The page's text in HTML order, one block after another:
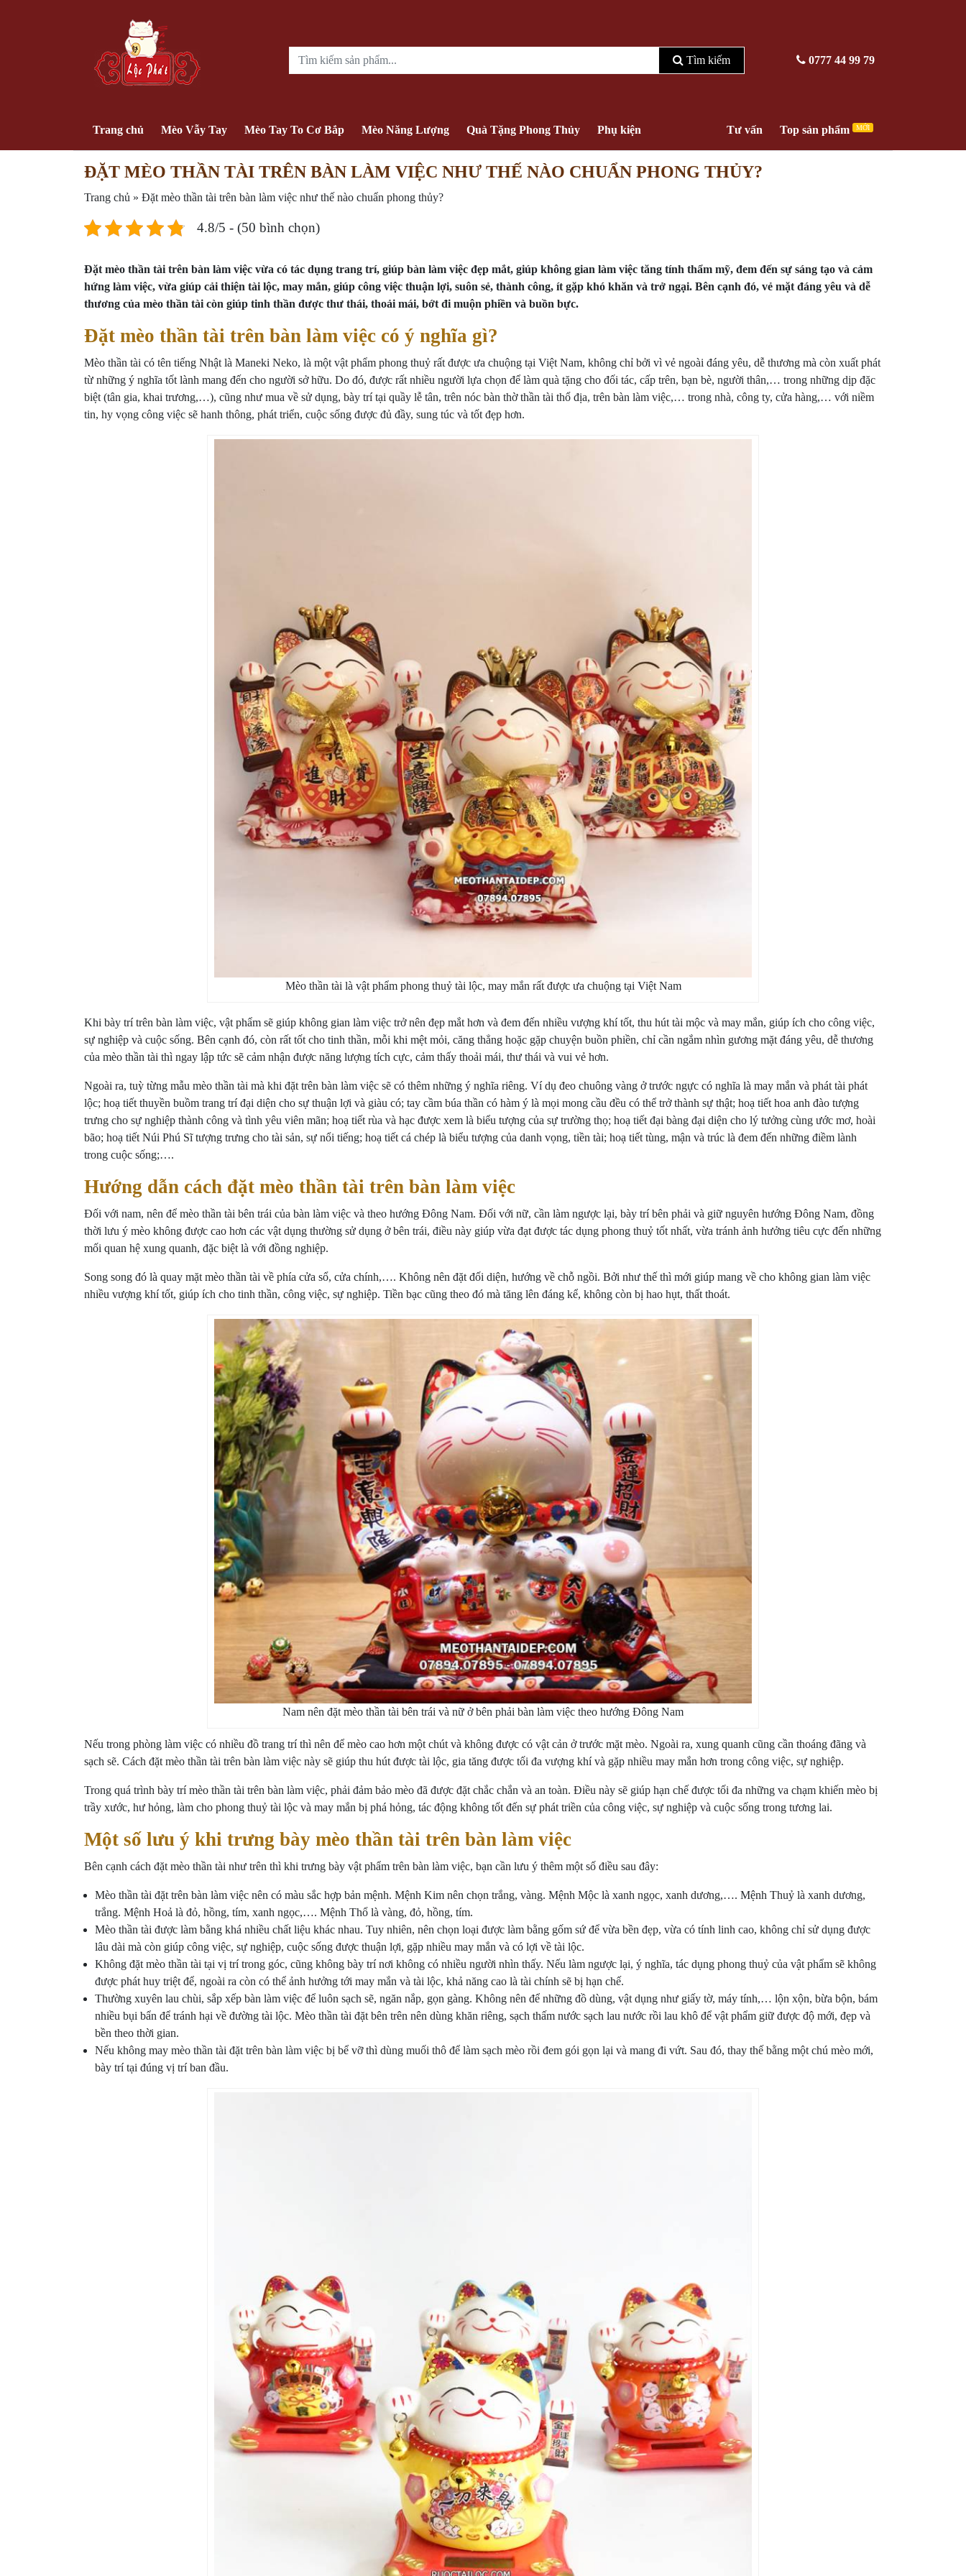
Tìm kiếm 0777 44 99 79
Trang chủ Mèo Vẫy Tay Mèo Tay To Cơ Bắp Mèo Năng Lượng Quà Tặng Phong Thủy Phụ kiện Tư vấn Top sản phẩm MỚI
ĐẶT MÈO THẦN TÀI TRÊN BÀN LÀM VIỆC NHƯ THẾ NÀO CHUẨN PHONG THỦY?
Trang chủ » Đặt mèo thần tài trên bàn làm việc như thế nào chuẩn phong thủy?
4.8/5 - (50 bình chọn)
Đặt mèo thần tài trên bàn làm việc vừa có tác dụng trang trí, giúp bàn làm việc đẹp mắt, giúp không gian làm việc tăng tính thẩm mỹ, đem đến sự sáng tạo và cảm
hứng làm việc, vừa giúp cải thiện tài lộc, may mắn, giúp công việc thuận lợi, suôn sẻ, thành công, ít gặp khó khăn và trở ngại. Bên cạnh đó, vẻ mặt đáng yêu và dễ
thương của mèo thần tài còn giúp tinh thần được thư thái, thoải mái, bớt đi muộn phiền và buồn bực.
Đặt mèo thần tài trên bàn làm việc có ý nghĩa gì?
Mèo thần tài có tên tiếng Nhật là Maneki Neko, là một vật phẩm phong thuỷ rất được ưa chuộng tại Việt Nam, không chỉ bởi vì vẻ ngoài đáng yêu, dễ thương mà còn xuất phát
từ những ý nghĩa tốt lành mang đến cho người sở hữu. Do đó, được rất nhiều người lựa chọn để làm quà tặng cho đối tác, cấp trên, bạn bè, người thân,… trong những dịp đặc
biệt (tân gia, khai trương,…), cũng như mua về sử dụng, bày trí tại quầy lễ tân, trên nóc bàn thờ thần tài thổ địa, trên bàn làm việc,… trong nhà, công ty, cửa hàng,… với niềm
tin, hy vọng công việc sẽ hanh thông, phát triển, cuộc sống được đủ đầy, sung túc và tốt đẹp hơn.
Mèo thần tài là vật phẩm phong thuỷ tài lộc, may mắn rất được ưa chuộng tại Việt Nam
Khi bày trí trên bàn làm việc, vật phẩm sẽ giúp không gian làm việc trở nên đẹp mắt hơn và đem đến nhiều vượng khí tốt, thu hút tài mộc và may mắn, giúp ích cho công việc,
sự nghiệp và cuộc sống. Bên cạnh đó, còn rất tốt cho tinh thần, mỗi khi mệt mỏi, căng thẳng hoặc gặp chuyện buồn phiền, chỉ cần ngắm nhìn gương mặt đáng yêu, dễ thương
của mèo thần tài thì ngay lập tức sẽ cảm nhận được năng lượng tích cực, cảm thấy thoải mái, thư thái và vui vẻ hơn.
Ngoài ra, tuỳ từng mẫu mèo thần tài mà khi đặt trên bàn làm việc sẽ có thêm những ý nghĩa riêng. Ví dụ đeo chuông vàng ở trước ngực có nghĩa là may mắn và phát tài phát
lộc; hoạ tiết thuyền buồm trang trí đại diện cho sự thuận lợi và giàu có; tay cầm búa thần có hàm ý là mọi mong cầu đều có thể trở thành sự thật; hoạ tiết hoa anh đào tượng
trưng cho sự nghiệp thành công và tình yêu viên mãn; hoạ tiết rùa và hạc được xem là biểu tượng của sự trường thọ; hoạ tiết đại bàng đại diện cho lý tưởng cùng ước mơ, hoài
bão; hoạ tiết Núi Phú Sĩ tượng trưng cho tài sản, sự nổi tiếng; hoạ tiết cá chép là biểu tượng của danh vọng, tiền tài; hoạ tiết tùng, mận và trúc là đem đến những điềm lành
trong cuộc sống;….
Hướng dẫn cách đặt mèo thần tài trên bàn làm việc
Đối với nam, nên để mèo thần tài bên trái của bàn làm việc và theo hướng Đông Nam. Đối với nữ, cần làm ngược lại, bày trí bên phải và giữ nguyên hướng Đông Nam, đồng
thời lưu ý mèo không được cao hơn các vật dụng thường sử dụng ở bên trái, điều này giúp vừa đạt được tác dụng phong thuỷ tốt nhất, vừa tránh ảnh hưởng tiêu cực đến những
mối quan hệ xung quanh, đặc biệt là với đồng nghiệp.
Song song đó là quay mặt mèo thần tài về phía cửa sổ, cửa chính,…. Không nên đặt đối diện, hướng về chỗ ngồi. Bởi như thế thì mới giúp mang về cho không gian làm việc
nhiều vượng khí tốt, giúp ích cho tinh thần, công việc, sự nghiệp. Tiền bạc cũng theo đó mà tăng lên đáng kể, không còn bị hao hụt, thất thoát.
Nam nên đặt mèo thần tài bên trái và nữ ở bên phải bàn làm việc theo hướng Đông Nam
Nếu trong phòng làm việc có nhiều đồ trang trí thì nên để mèo cao hơn một chút và không được có vật cản ở trước mặt mèo. Ngoài ra, xung quanh cũng cần thoáng đãng và
sạch sẽ. Cách đặt mèo thần tài trên bàn làm việc này sẽ giúp thu hút được tài lộc, gia tăng được tối đa vượng khí và gặp nhiều may mắn hơn trong công việc, sự nghiệp.
Trong quá trình bày trí mèo thần tài trên bàn làm việc, phải đảm bảo mèo đã được đặt chắc chắn và an toàn. Điều này sẽ giúp hạn chế được tối đa những va chạm khiến mèo bị
trầy xước, hư hỏng, làm cho phong thuỷ tài lộc và may mắn bị phá hỏng, tác động không tốt đến sự phát triền của công việc, sự nghiệp và cuộc sống trong tương lai.
Một số lưu ý khi trưng bày mèo thần tài trên bàn làm việc
Bên cạnh cách đặt mèo thần tài như trên thì khi trưng bày vật phẩm trên bàn làm việc, bạn cần lưu ý thêm một số điều sau đây:
Mèo thần tài đặt trên bàn làm việc nên có màu sắc hợp bản mệnh. Mệnh Kim nên chọn trắng, vàng. Mệnh Mộc là xanh ngọc, xanh dương,…. Mệnh Thuỷ là xanh dương,
trắng. Mệnh Hoả là đỏ, hồng, tím, xanh ngọc,…. Mệnh Thổ là vàng, đỏ, hồng, tím.
Mèo thần tài được làm bằng khá nhiều chất liệu khác nhau. Tuy nhiên, nên chọn loại được làm bằng gốm sứ để vừa bền đẹp, vừa có tính linh cao, không chỉ sử dụng được
lâu dài mà còn giúp công việc, sự nghiệp, cuộc sống được thuận lợi, gặp nhiều may mắn và có lợi về tài lộc.
Không đặt mèo thần tài tại vị trí trong góc, cũng không bày trí nơi không có nhiều người nhìn thấy. Nếu làm ngược lại, ý nghĩa, tác dụng phong thuỷ của vật phẩm sẽ không
được phát huy triệt để, ngoài ra còn có thể ảnh hưởng tới may mắn và tài lộc, khả năng cao là tài chính sẽ bị hạn chế.
Thường xuyên lau chùi, sắp xếp bàn làm việc để luôn sạch sẽ, ngăn nắp, gọn gàng. Không nên để những đồ dùng, vật dụng như giấy tờ, máy tính,… lộn xộn, bừa bộn, bám
nhiều bụi bẩn để tránh hại về đường tài lộc. Mèo thần tài đặt bên trên nên dùng khăn riêng, sạch thấm nước sạch lau nước rồi lau khô để vật phẩm giữ được độ mới, đẹp và
bền theo thời gian.
Nếu không may mèo thần tài đặt trên bàn làm việc bị bể vỡ thì dùng muối thô để làm sạch mèo rồi đem gói gọn lại và mang đi vứt. Sau đó, thay thế bằng một chú mèo mới,
bày trí tại đúng vị trí ban đầu.